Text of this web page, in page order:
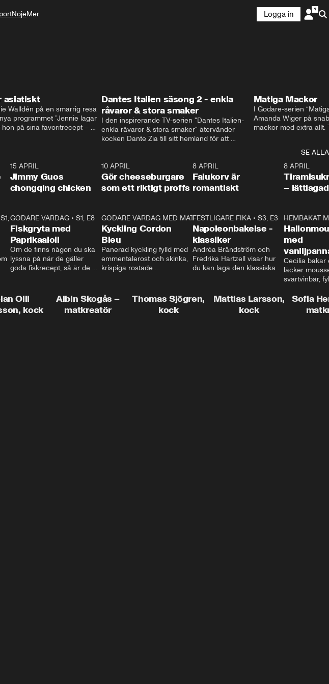
NöjeMer
Logga in
asiatiskt
Walldén på en smarrig resa
programmet ”Jennie lagar
hon på sina favoritrecept –
Dantes Italien säsong 2 - enkla
råvaror & stora smaker
I den inspirerande TV-serien "Dantes Italien-
enkla råvaror & stora smaker" återvänder
kocken Dante Zia till sitt hemland för att
Dante regionen Emilia-Romagna och staden
Parma, där han upptäcker den genuina
matfilosofin Cucina Povera.
Matiga Mackor
I Godare-serien
Amanda Wiger på
mackor med extra allt.
italiensk variant med
festliga snittar som
SE ALLA
15 APRIL
Jimmy Guos
chongqing chicken
2:04
10 APRIL
Gör cheeseburgare
som ett riktigt proffs
0:43
8 APRIL
Falukorv är
romantiskt
8 APRIL
–
S1, E3 9:22
GODARE VARDAG• S1, E8
Fiskgryta med
Paprikaaioli
Om de finns någon du ska
lyssna på när de gäller
goda fiskrecept, så är de
livets fiskgryta. Den perfekta
vardagsmatsfavoriten som
funkar lika bra alla dagar i
11:35
GODARE VARDAG MED MATTIAS LARSSON•S1, E6
Kyckling Cordon
Bleu
Panerad kyckling fylld med
emmentalerost och skinka,
krispiga rostade
brynt smör och ärtor... Låter
det inte som en given succé
på middagsbordet i veckan?
13:18
FESTLIGARE FIKA •S3, E3
Napoleonbakelse -
klassiker
Andréa Brändström och
Fredrika Hartzell visar hur
du kan laga den klassiska
som imponerar vid varje
tillfälle!
HEMBAKAT
med
Cecilia bakar
läcker
svartvinbär,
som vilar
smulbotten.
allting med
Olli
kock
Albin Skogås –
matkreatör
Thomas Sjögren,
kock
Mattias Larsson,
kock
Sofia